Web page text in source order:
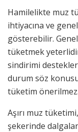
Hamilelikte muz
ihtiyacına ve
gösterebilir.
tüketmek
sindirimi
durum söz
tüketim önerilmez.
Aşırı muz
şekerinde